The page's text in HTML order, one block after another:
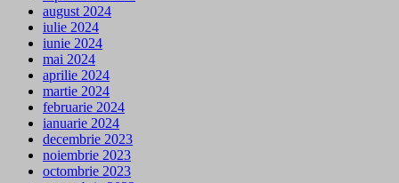
august 2024
iulie 2024
iunie 2024
mai 2024
aprilie 2024
martie 2024
februarie 2024
ianuarie 2024
decembrie 2023
noiembrie 2023
octombrie 2023